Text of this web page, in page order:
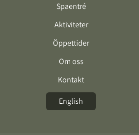
Spaentré
Aktiviteter
Öppettider
Om oss
Kontakt
English